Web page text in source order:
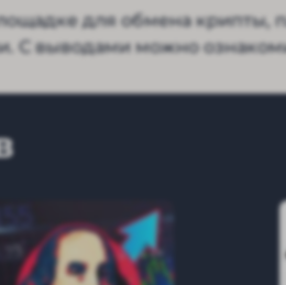
для обмена крипты,
С выводами можно